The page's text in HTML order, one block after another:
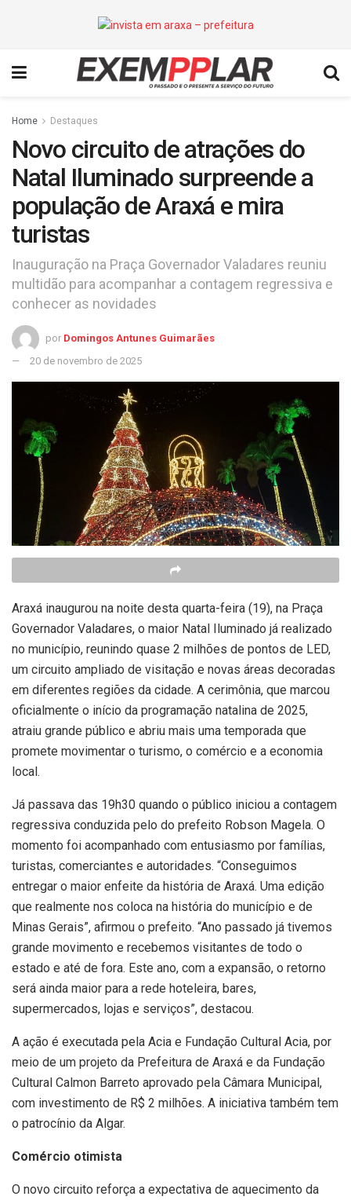
Home Destaques
Novo circuito de atrações do
Natal Iluminado surpreende a
população de Araxá e mira
turistas
Inauguração na Praça Governador Valadares reuniu
multidão para acompanhar a contagem regressiva e
conhecer as novidades
por Domingos Antunes Guimarães
20 de novembro de 2025
Araxá inaugurou na noite desta quarta-feira (19), na Praça
Governador Valadares, o maior Natal Iluminado já realizado
no município, reunindo quase 2 milhões de pontos de LED,
um circuito ampliado de visitação e novas áreas decoradas
em diferentes regiões da cidade. A cerimônia, que marcou
oficialmente o início da programação natalina de 2025,
atraiu grande público e abriu mais uma temporada que
promete movimentar o turismo, o comércio e a economia
local.
Já passava das 19h30 quando o público iniciou a contagem
regressiva conduzida pelo do prefeito Robson Magela. O
momento foi acompanhado com entusiasmo por famílias,
turistas, comerciantes e autoridades. “Conseguimos
entregar o maior enfeite da história de Araxá. Uma edição
que realmente nos coloca na história do município e de
Minas Gerais”, afirmou o prefeito. “Ano passado já tivemos
grande movimento e recebemos visitantes de todo o
estado e até de fora. Este ano, com a expansão, o retorno
será ainda maior para a rede hoteleira, bares,
supermercados, lojas e serviços”, destacou.
A ação é executada pela Acia e Fundação Cultural Acia, por
meio de um projeto da Prefeitura de Araxá e da Fundação
Cultural Calmon Barreto aprovado pela Câmara Municipal,
com investimento de R$ 2 milhões. A iniciativa também tem
o patrocínio da Algar.
Comércio otimista
O novo circuito reforça a expectativa de aquecimento da